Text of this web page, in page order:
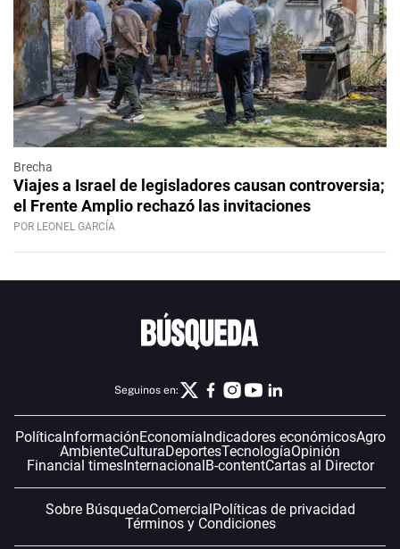
Brecha
Viajes a Israel de legisladores causan controversia;
el Frente Amplio rechazó las invitaciones
POR LEONEL GARCÍA
Seguinos en:
PolíticaInformaciónEconomíaIndicadores económicosAgro
AmbienteCulturaDeportesTecnologíaOpinión
Financial timesInternacionalB-contentCartas al Director
Sobre BúsquedaComercialPolíticas de privacidad
Términos y Condiciones